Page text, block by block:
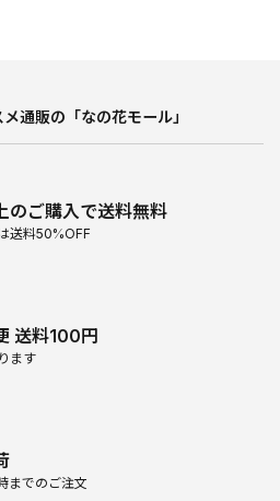
通販の「なの花モール」
ご購入で送料無料
送料50%OFF
送料100円
ます
までのご注文